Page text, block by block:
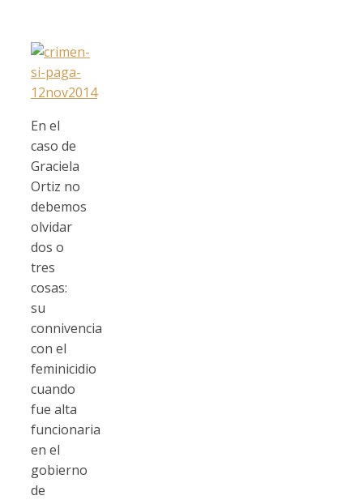
En el
caso de
Graciela
Ortiz no
debemos
olvidar
dos o
tres
cosas:
su
connivencia
con el
feminicidio
cuando
fue alta
funcionaria
en el
gobierno
de